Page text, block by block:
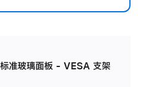
玻璃面板 - VESA 支架